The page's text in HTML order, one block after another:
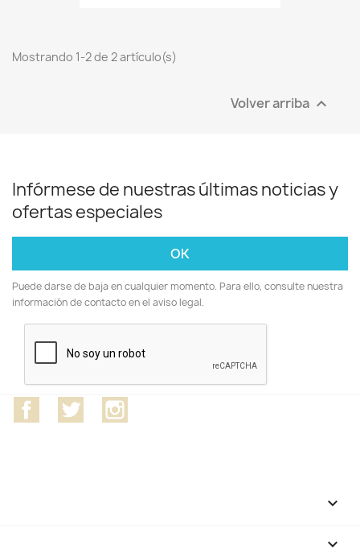
Mostrando 1-2 de 2 artículo(s)
Volver arriba 
Infórmese de nuestras últimas noticias y
ofertas especiales
Puede darse de baja en cualquier momento. Para ello, consulte nuestra
información de contacto en el aviso legal.
FacebookTwitter

